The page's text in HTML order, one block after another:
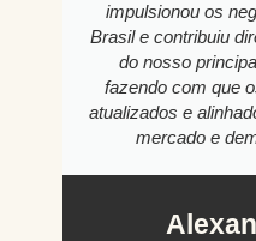
impulsionou os
Brasil e contribuiu
do nosso
fazendo com que
atualizados e
mercado e